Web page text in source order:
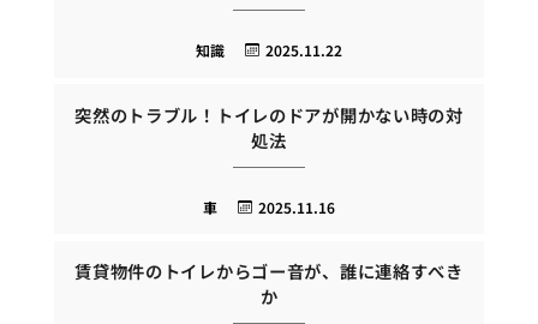
2025.11.22
知識
突然のトラブル！トイレのドアが開かない時の対
処法
2025.11.16
車
賃貸物件のトイレからゴー音が、誰に連絡すべき
か